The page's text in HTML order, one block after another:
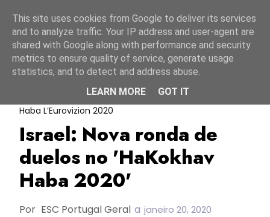
HaKokhav Haba 2020
Haba L’Eurovizion 2020
Israel: Nova ronda de
duelos no 'HaKokhav
Haba 2020'
Por ESC Portugal Geral a janeiro 20, 2020
This site uses cookies from Google to deliver its services
and to analyze traffic. Your IP address and user-agent are
shared with Google along with performance and security
metrics to ensure quality of service, generate usage
statistics, and to detect and address abuse.
LEARN MORE
GOT IT